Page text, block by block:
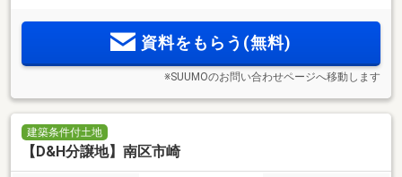
資料をもらう(無料)
※SUUMOのお問い合わせページへ移動します
建築条件付土地
【D&H分譲地】南区市崎